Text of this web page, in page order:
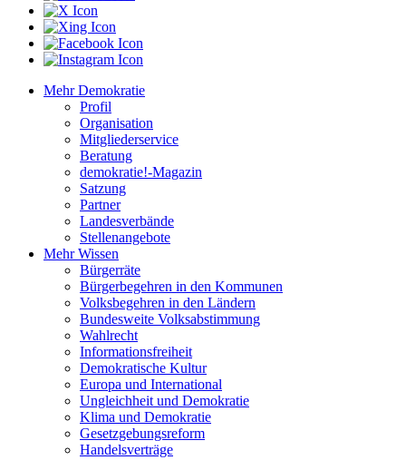
Mehr Demokratie
Profil
Organisation
Mitgliederservice
Beratung
demokratie!-Magazin
Satzung
Partner
Landesverbände
Stellenangebote
Mehr Wissen
Bürgerräte
Bürgerbegehren in den Kommunen
Volksbegehren in den Ländern
Bundesweite Volksabstimmung
Wahlrecht
Informationsfreiheit
Demokratische Kultur
Europa und International
Ungleichheit und Demokratie
Klima und Demokratie
Gesetzgebungsreform
Handelsverträge